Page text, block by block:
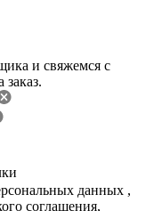
и свяжемся с
данных ,
соглашения,